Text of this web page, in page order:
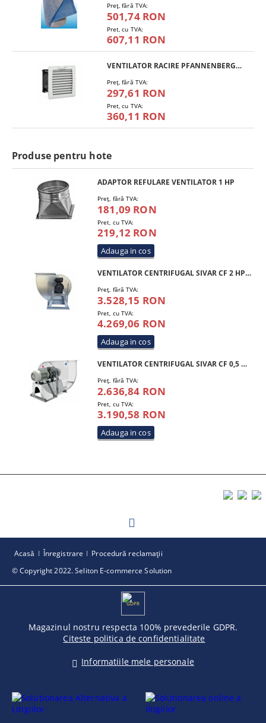
Preţ, fără TVA:
501,74 RON
Pret, cu TVA:
607,11 RON
VENTILATOR RACIRE PFANNENBERG PF 11.000
Preţ, fără TVA:
297,61 RON
Pret, cu TVA:
360,11 RON
Produse pentru hote
ADAPTOR REFULARE VENTILATOR 1 HP
Preţ, fără TVA:
181,09 RON
Pret, cu TVA:
219,12 RON
VENTILATOR CENTRIFUGAL SIVAR CF 2 HP 300 M4
Preţ, fără TVA:
3.528,15 RON
Pret, cu TVA:
4.269,06 RON
VENTILATOR CENTRIFUGAL SIVAR CF 0,5 HP 200 T4 INOX
Preţ, fără TVA:
2.636,84 RON
Pret, cu TVA:
3.190,58 RON
© Copyright 2022. Seliton E-commerce Solution
Acasă Înregistrare Procedură reclamaţii
GDPR
Magazinul nostru respecta 100% prevederile GDPR.
Citeste politica de confidentialitate
Informatiile mele personale